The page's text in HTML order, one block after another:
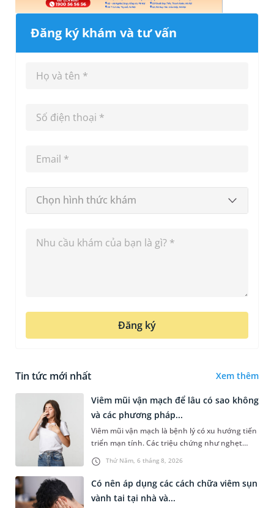
Đăng ký khám và tư vấn
Chọn hình thức khám
Đăng ký
Tin tức mới nhất Xem thêm
Thứ Năm, 6 tháng 8, 2026
Viêm mũi vận mạch để lâu có sao không
và các phương pháp...
Viêm mũi vận mạch là bệnh lý có xu hướng tiến
triển mạn tính. Các triệu chứng như nghẹt
mũi, chảy nước mũi thường xuyên khiến người
bệnh khó chịu. Tuy nhiên,...
Có nên áp dụng các cách chữa viêm sụn
vành tai tại nhà và...